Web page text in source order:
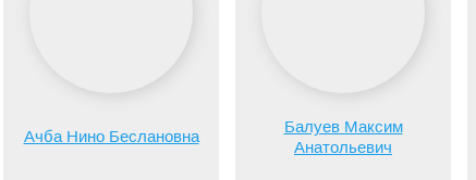
Ачба Нино Беслановна
Балуев Максим
Анатольевич